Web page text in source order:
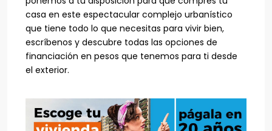
casa en este espectacular complejo urbanístico
que tiene todo lo que necesitas para vivir bien,
escríbenos y descubre todas las opciones de
financiación en pesos que tenemos para ti desde
el exterior.